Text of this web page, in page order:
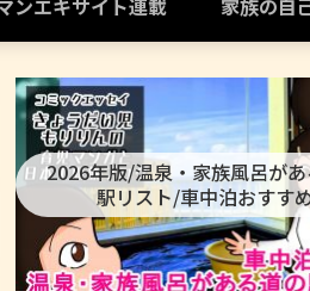
ンエキサイト連載 家族の自
2026年版/温泉・家族風呂が
駅リスト/車中泊おすす